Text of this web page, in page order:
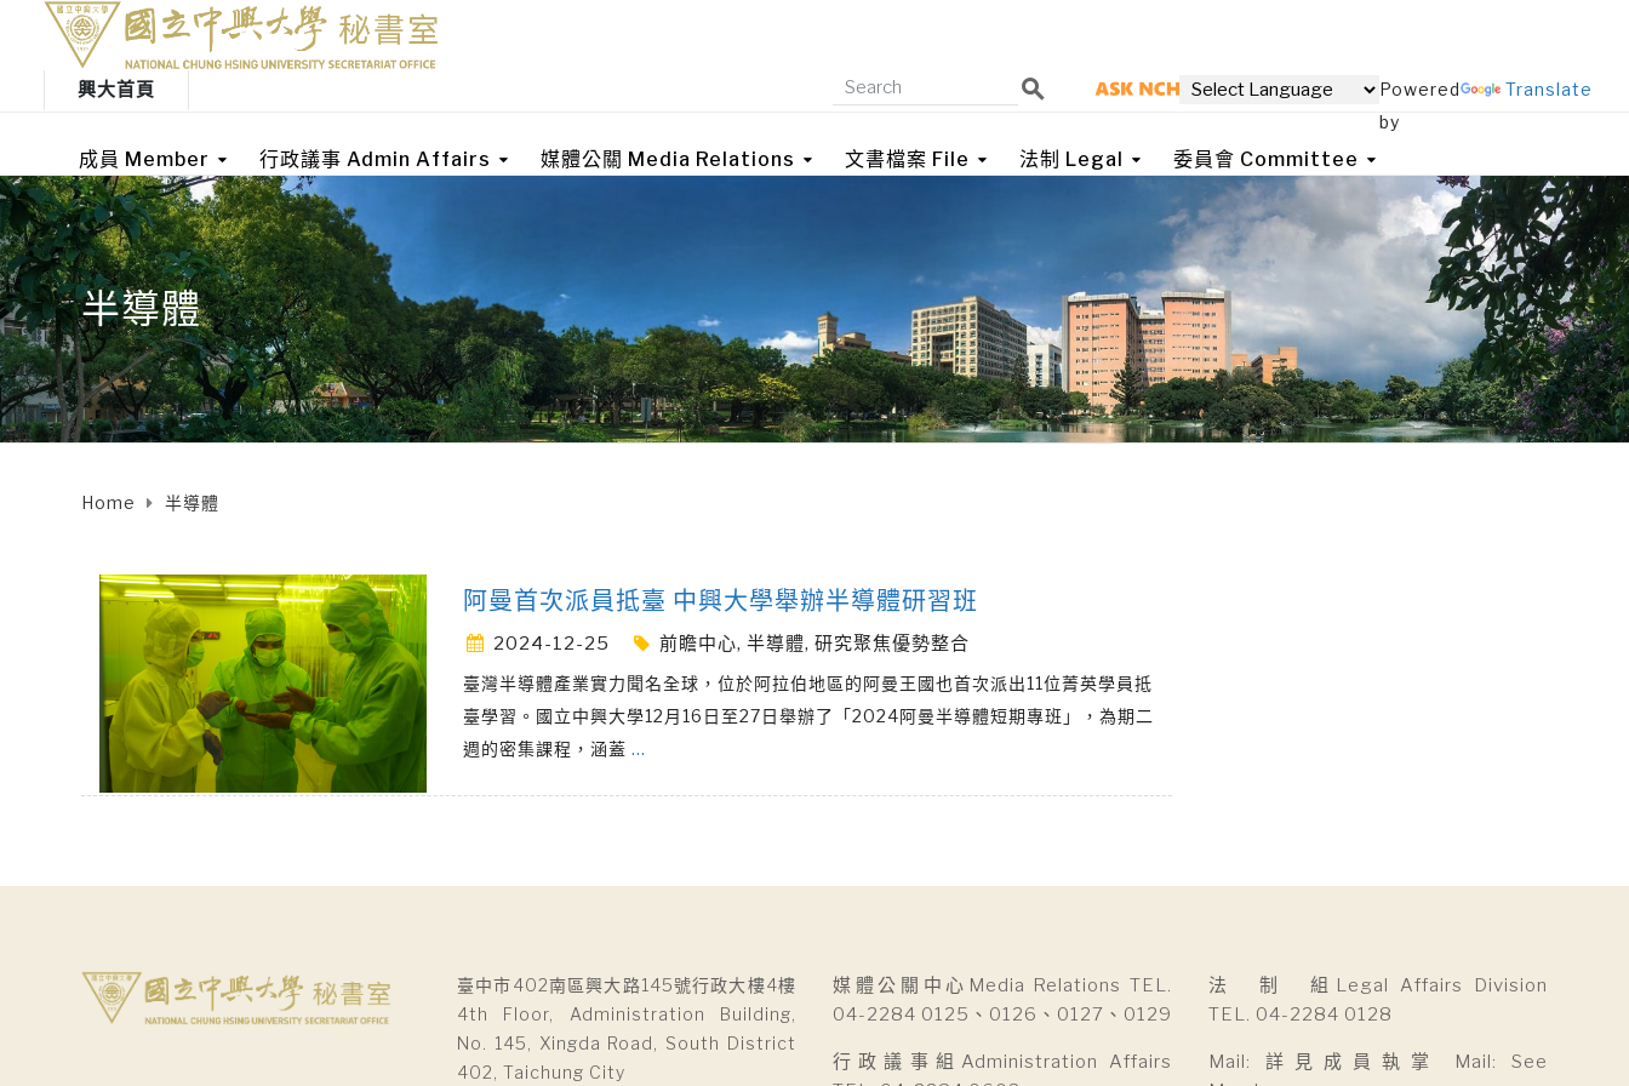
興大首頁
Powered
by
Translate
成員 Member 行政議事 Admin Affairs 媒體公關 Media Relations 文書檔案 File 法制 Legal 委員會 Committee
半導體
Home 半導體
阿曼首次派員抵臺 中興大學舉辦半導體研習班
2024-12-25 前瞻中心, 半導體, 研究聚焦優勢整合
臺灣半導體產業實力聞名全球，位於阿拉伯地區的阿曼王國也首次派出11位菁英學員抵
臺學習。國立中興大學12月16日至27日舉辦了「2024阿曼半導體短期專班」，為期二
週的密集課程，涵蓋 …
臺中市402南區興大路145號行政大樓4樓
4th Floor, Administration Building,
No. 145, Xingda Road, South District
402, Taichung City
媒體公關中心Media Relations TEL.
04-2284 0125、0126、0127、0129
行政議事組Administration Affairs
法 制 組Legal Affairs Division
TEL. 04-2284 0128
Mail: 詳見成員執掌 Mail: See